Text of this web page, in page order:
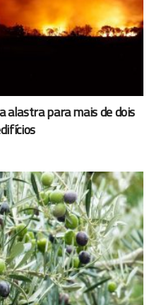
alastra para mais de dois